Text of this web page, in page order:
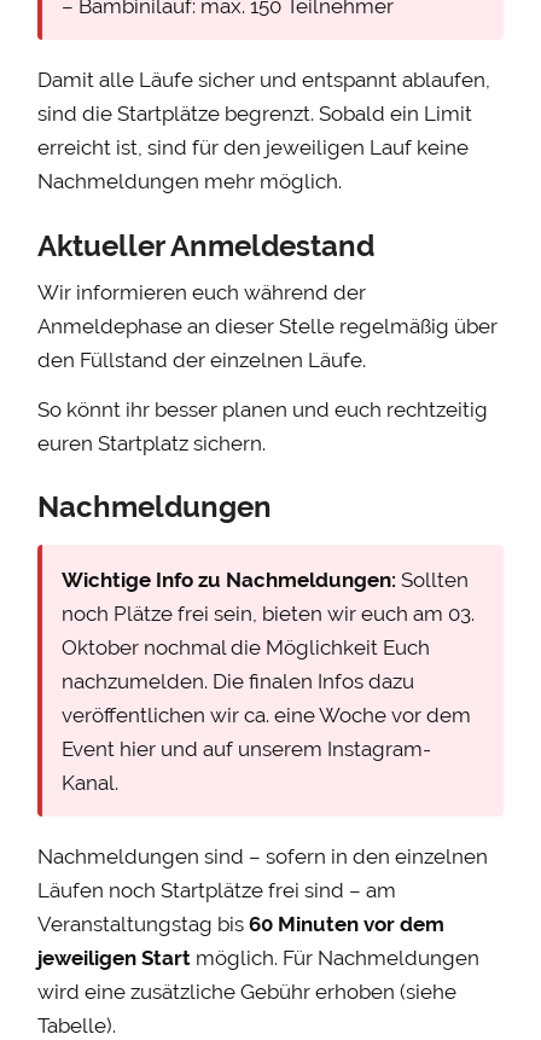
– Bambinilauf: max. 150 Teilnehmer
Damit alle Läufe sicher und entspannt ablaufen,
sind die Startplätze begrenzt. Sobald ein Limit
erreicht ist, sind für den jeweiligen Lauf keine
Nachmeldungen mehr möglich.
Aktueller Anmeldestand
Wir informieren euch während der
Anmeldephase an dieser Stelle regelmäßig über
den Füllstand der einzelnen Läufe.
So könnt ihr besser planen und euch rechtzeitig
euren Startplatz sichern.
Nachmeldungen
Wichtige Info zu Nachmeldungen: Sollten
noch Plätze frei sein, bieten wir euch am 03.
Oktober nochmal die Möglichkeit Euch
nachzumelden. Die finalen Infos dazu
veröffentlichen wir ca. eine Woche vor dem
Event hier und auf unserem Instagram-
Kanal.
Nachmeldungen sind – sofern in den einzelnen
Läufen noch Startplätze frei sind – am
Veranstaltungstag bis60 Minuten vor dem
jeweiligen Start möglich. Für Nachmeldungen
wird eine zusätzliche Gebühr erhoben (siehe
Tabelle).